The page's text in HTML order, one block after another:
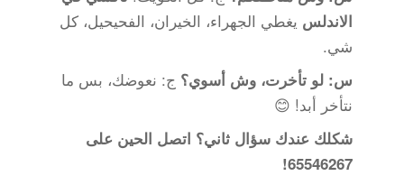
الاندلس يغطي الجهراء، الخيران، الفحيحيل، كل
شي.
س: لو تأخرت، وش أسوي؟ ج: نعوضك، بس ما
نتأخر أبد! 😊
شكلك عندك سؤال ثاني؟ اتصل الحين على
65546267!